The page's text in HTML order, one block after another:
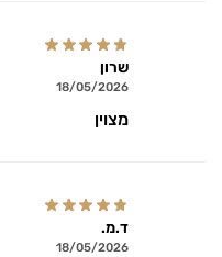
שרון
18/05/2026
מצוין
ד.מ.
18/05/2026